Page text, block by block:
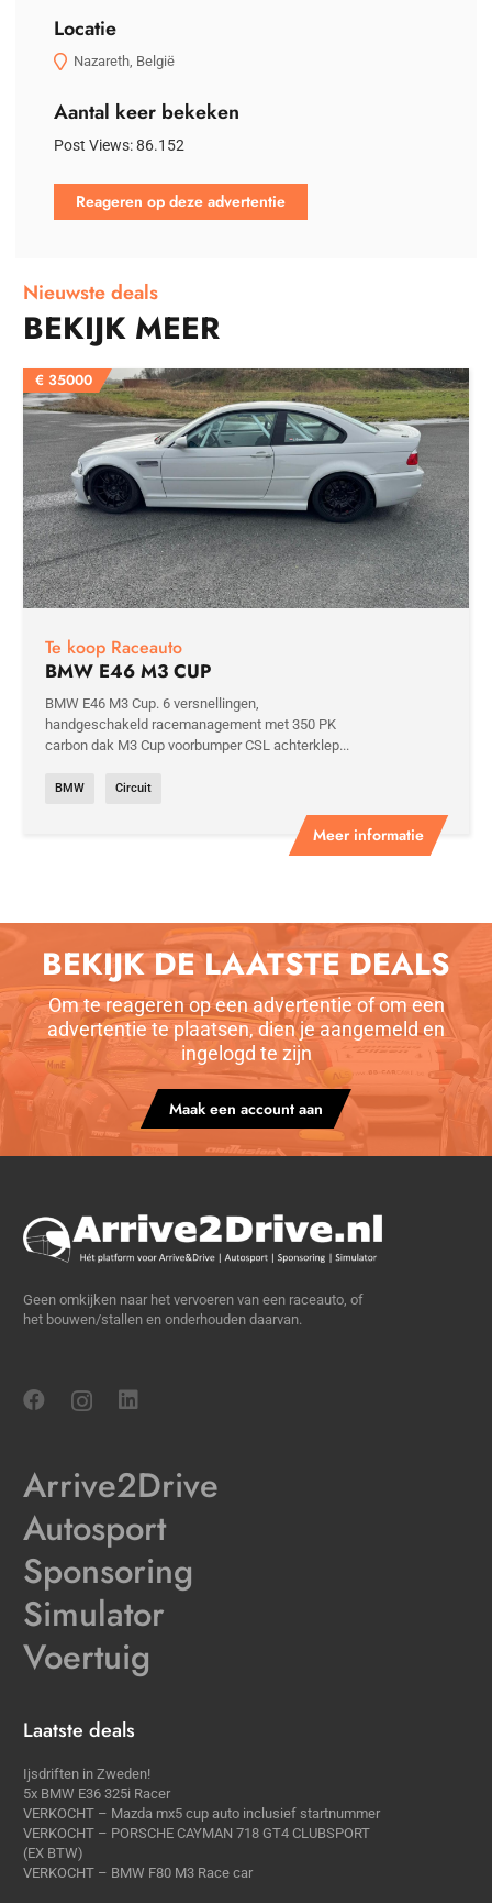
Locatie
Nazareth, België
Aantal keer bekeken
Post Views:86.152
Reageren op deze advertentie
Nieuwste deals
BEKIJK MEER
€ 35000
Meer informatie
Te koop Raceauto
BMW E46 M3 CUP
BMW E46 M3 Cup. 6 versnellingen,
handgeschakeld racemanagement met 350 PK
carbon dak M3 Cup voorbumper CSL achterklep...
BMW Circuit
BEKIJK DE LAATSTE DEALS
Om te reageren op een advertentie of om een
advertentie te plaatsen, dien je aangemeld en
ingelogd te zijn
Maak een account aan
Geen omkijken naar het vervoeren van een raceauto, of
het bouwen/stallen en onderhouden daarvan.
Arrive2Drive
Autosport
Sponsoring
Simulator
Voertuig
Laatste deals
Ijsdriften in Zweden!
5x BMW E36 325i Racer
VERKOCHT – Mazda mx5 cup auto inclusief startnummer
VERKOCHT – PORSCHE CAYMAN 718 GT4 CLUBSPORT
(EX BTW)
VERKOCHT – BMW F80 M3 Race car